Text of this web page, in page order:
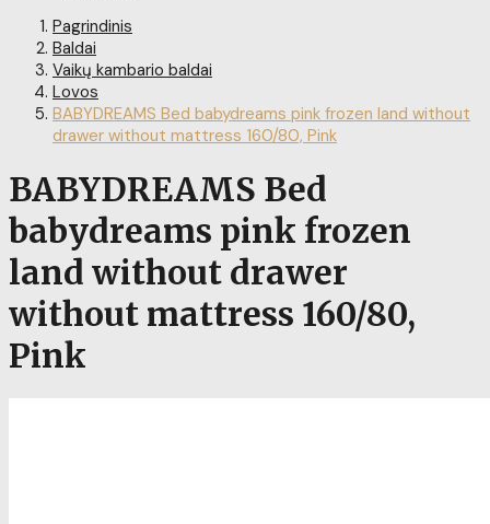
Pagrindinis
Baldai
Vaikų kambario baldai
Lovos
BABYDREAMS Bed babydreams pink frozen land without
drawer without mattress 160/80, Pink
BABYDREAMS Bed
babydreams pink frozen
land without drawer
without mattress 160/80,
Pink